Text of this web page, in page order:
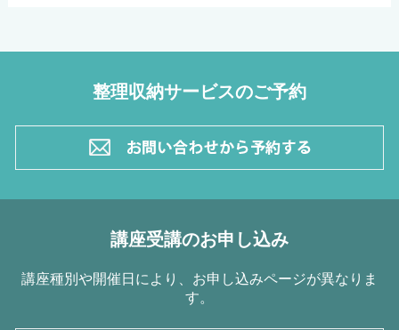
整理収納サービスのご予約
講座受講のお申し込み
講座種別や開催日により、お申し込みページが異なりま
す。